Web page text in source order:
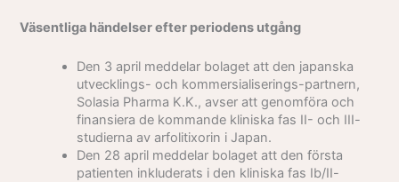
Väsentliga händelser efter periodens utgång
Den 3 april meddelar bolaget att den japanska
utvecklings- och kommersialiserings-partnern,
Solasia Pharma K.K., avser att genomföra och
finansiera de kommande kliniska fas II- och III-
studierna av arfolitixorin i Japan.
Den 28 april meddelar bolaget att den första
patienten inkluderats i den kliniska fas Ib/II-